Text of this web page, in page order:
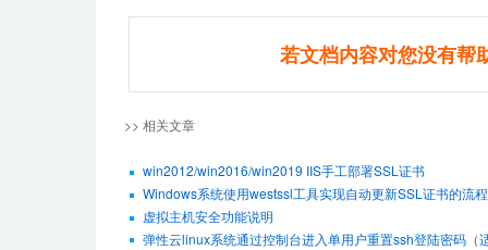
若文档内容对您没有帮
>> 相关文章
win2012/win2016/win2019 IIS手工部署SSL证书
Windows系统使用westssl工具实现自动更新SSL证书的流程
虚拟主机安全功能说明
弹性云linux系统通过控制台进入单用户重置ssh登陆密码（